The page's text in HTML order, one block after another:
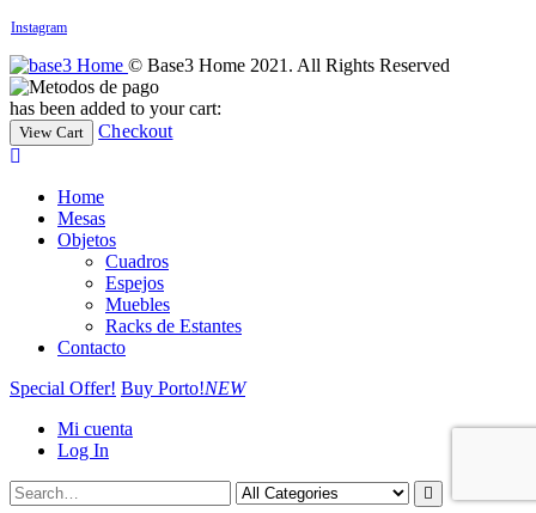
Instagram
© Base3 Home 2021. All Rights Reserved
has been added to your cart:
View Cart Checkout
Home
Mesas
Objetos
Cuadros
Espejos
Muebles
Racks de Estantes
Contacto
Special Offer! Buy Porto!NEW
Mi cuenta
Log In